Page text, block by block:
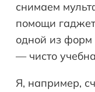
снимаем
помощи
одной из форм
— чисто
Я, например,